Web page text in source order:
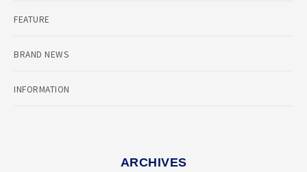
FEATURE
BRAND NEWS
INFORMATION
ARCHIVES